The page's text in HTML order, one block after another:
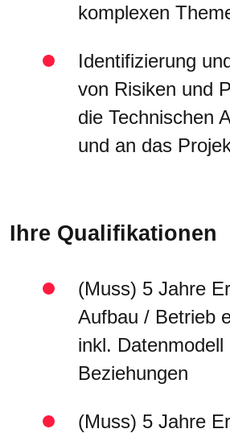
komplexen
Identifizierung
von Risiken und
die Technischen
und an das
Ihre Qualifikationen
(Muss) 5 Jahre
Aufbau / Betrieb
inkl. Datenmodell
Beziehungen
(Muss) 5 Jahre